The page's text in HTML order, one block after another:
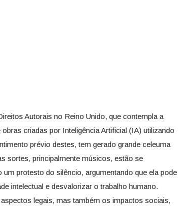
Autorais no Reino Unido, que contempla a
criadas por Inteligência Artificial (IA) utilizando
prévio destes, tem gerado grande celeuma
sortes, principalmente músicos, estão se
protesto do silêncio, argumentando que ela pode
intelectual e desvalorizar o trabalho humano.
legais, mas também os impactos sociais,